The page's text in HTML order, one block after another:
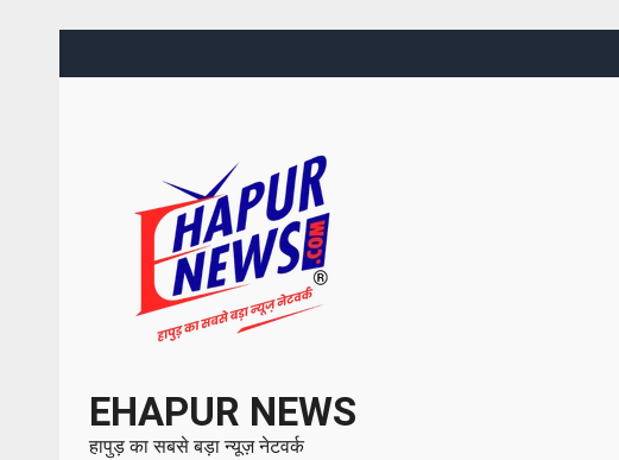
EHAPUR NEWS
हापुड़ का सबसे बड़ा न्यूज़ नेटवर्क